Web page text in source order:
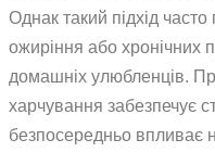
Однак такий підхід
ожиріння або хронічних
домашніх улюбленців.
харчування забезпечує
безпосередньо впливає